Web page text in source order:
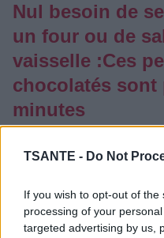
TSANTE - Do Not
If you wish to opt-out of
processing of your
targeted advertising by us,
Nul besoin de
un four ou de
vaisselle :Ces
chocolatés sont
minutes